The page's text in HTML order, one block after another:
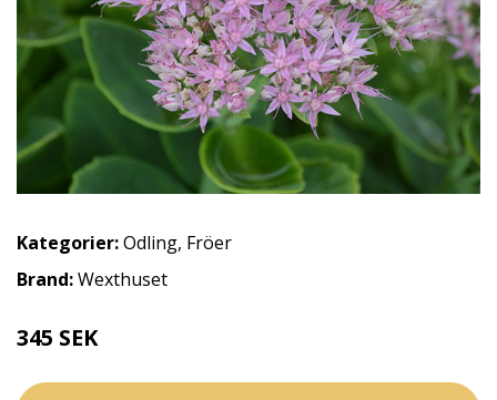
Kategorier:Odling, Fröer
Brand:Wexthuset
345 SEK